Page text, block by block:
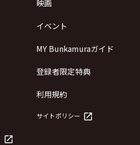
映画
イベント
MY Bunkamuraガイド
登録者限定特典
利用規約
サイトポリシー launch
launch